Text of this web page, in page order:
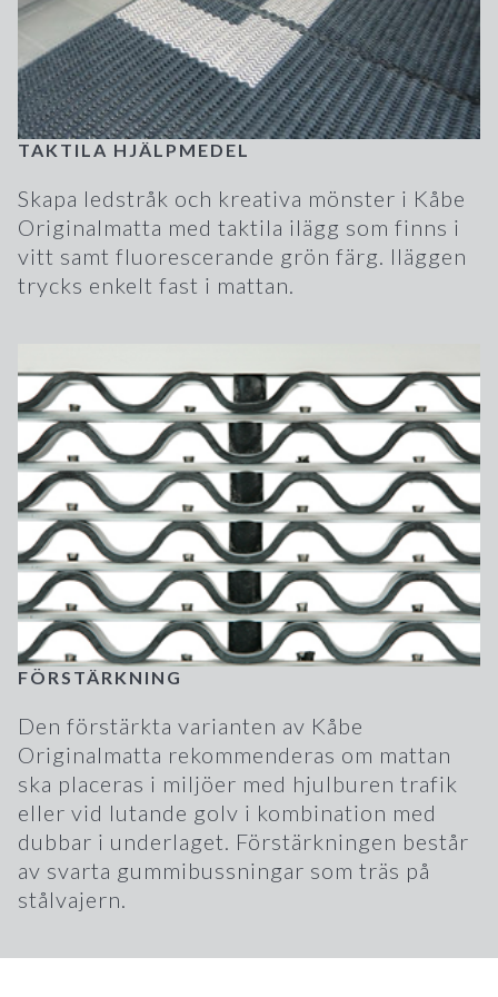
TAKTILA HJÄLPMEDEL
Skapa ledstråk och kreativa mönster i Kåbe
Originalmatta med taktila ilägg som finns i
vitt samt fluorescerande grön färg. Iläggen
trycks enkelt fast i mattan.
FÖRSTÄRKNING
Den förstärkta varianten av Kåbe
Originalmatta rekommenderas om mattan
ska placeras i miljöer med hjulburen trafik
eller vid lutande golv i kombination med
dubbar i underlaget. Förstärkningen består
av svarta gummibussningar som träs på
stålvajern.